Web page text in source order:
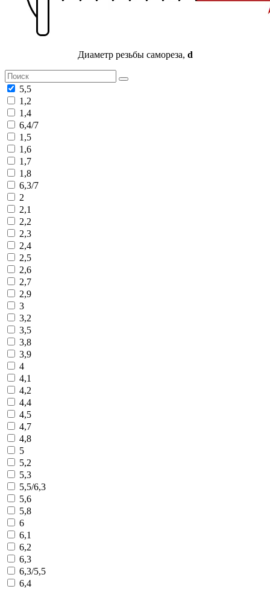
Диаметр резьбы самореза, d
5,5
1,2
1,4
6,4/7
1,5
1,6
1,7
1,8
6,3/7
2
2,1
2,2
2,3
2,4
2,5
2,6
2,7
2,9
3
3,2
3,5
3,8
3,9
4
4,1
4,2
4,4
4,5
4,7
4,8
5
5,2
5,3
5,5/6,3
5,6
5,8
6
6,1
6,2
6,3
6,3/5,5
6,4